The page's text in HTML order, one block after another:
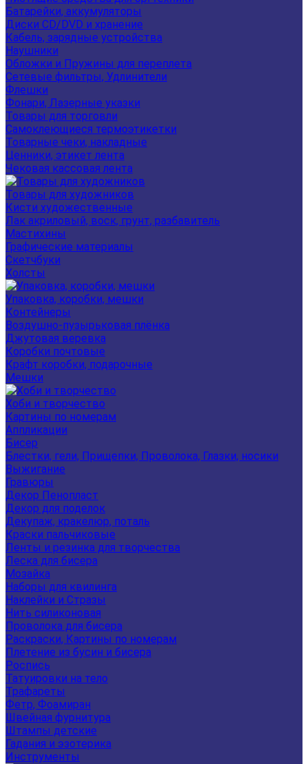
Батарейки, аккумуляторы
Диски CD/DVD и хранение
Кабель, зарядные устройства
Наушники
Обложки и Пружины для переплета
Сетевые фильтры, Удлинители
Флешки
Фонари, Лазерные указки
Товары для торговли
Самоклеющиеся термоэтикетки
Товарные чеки, накладные
Ценники, этикет лента
Чековая кассовая лента
Товары для художников
Кисти художественные
Лак акриловый, воск, грунт, разбавитель
Мастихины
Графические материалы
Скетчбуки
Холсты
Упаковка, коробки, мешки
Контейнеры
Воздушно-пузырьковая плёнка
Джутовая веревка
Коробки почтовые
Крафт коробки, подарочные
Мешки
Хоби и творчество
Картины по номерам
Аппликации
Бисер
Блестки, гели, Прищепки, Проволока, Глазки, носики
Выжигание
Гравюры
Декор Пенопласт
Декор для поделок
Декупаж, кракелюр, поталь
Краски пальчиковые
Ленты и резинка для творчества
Леска для бисера
Мозайка
Наборы для квилинга
Наклейки и Стразы
Нить силиконовая
Проволока для бисера
Раскраски, Картины по номерам
Плетение из бусин и бисера
Роспись
Татуировки на тело
Трафареты
Фетр, Фоамиран
Швейная фурнитура
Штампы детские
Гадания и эзотерика
Инструменты